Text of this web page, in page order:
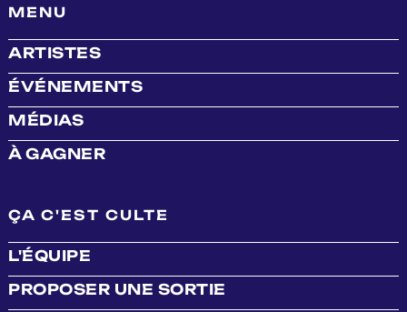
MENU
ARTISTES
ÉVÉNEMENTS
MÉDIAS
À GAGNER
ÇA C'EST CULTE
L'ÉQUIPE
PROPOSER UNE SORTIE